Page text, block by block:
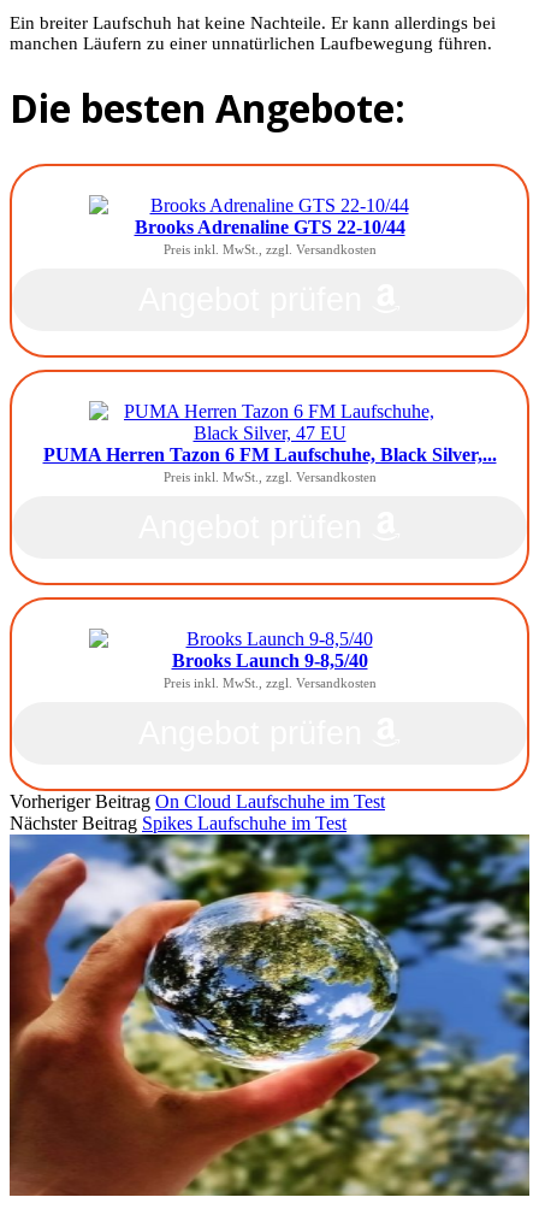
Ein breiter Laufschuh hat keine Nachteile. Er kann allerdings bei
manchen Läufern zu einer unnatürlichen Laufbewegung führen.
Die besten Angebote:
Brooks Adrenaline GTS 22-10/44
Preis inkl. MwSt., zzgl. Versandkosten
PUMA Herren Tazon 6 FM Laufschuhe, Black Silver,...
Preis inkl. MwSt., zzgl. Versandkosten
Brooks Launch 9-8,5/40
Preis inkl. MwSt., zzgl. Versandkosten
Vorheriger Beitrag On Cloud Laufschuhe im Test
Nächster Beitrag Spikes Laufschuhe im Test